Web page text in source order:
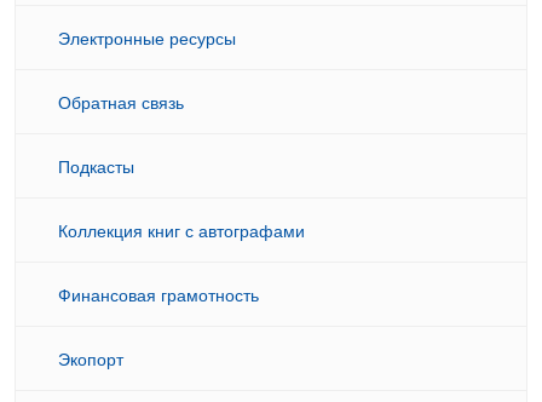
Электронные ресурсы
Обратная связь
Подкасты
Коллекция книг с автографами
Финансовая грамотность
Экопорт